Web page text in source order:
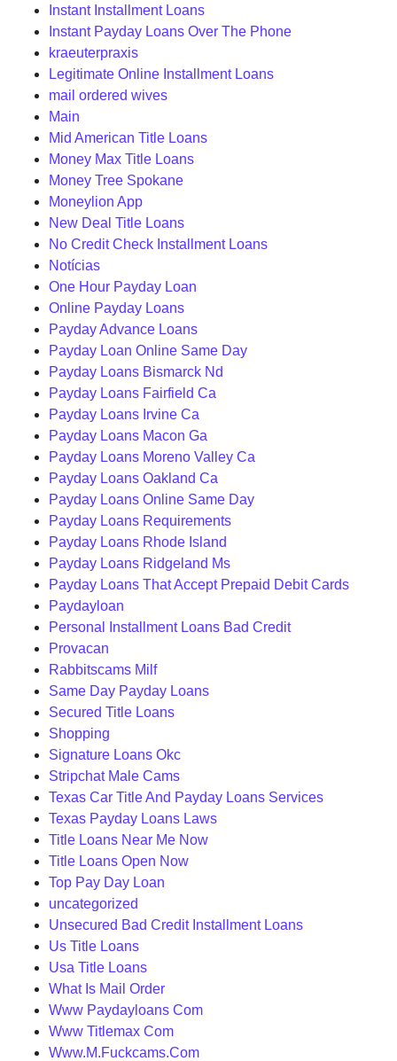
Instant Installment Loans
Instant Payday Loans Over The Phone
kraeuterpraxis
Legitimate Online Installment Loans
mail ordered wives
Main
Mid American Title Loans
Money Max Title Loans
Money Tree Spokane
Moneylion App
New Deal Title Loans
No Credit Check Installment Loans
Notícias
One Hour Payday Loan
Online Payday Loans
Payday Advance Loans
Payday Loan Online Same Day
Payday Loans Bismarck Nd
Payday Loans Fairfield Ca
Payday Loans Irvine Ca
Payday Loans Macon Ga
Payday Loans Moreno Valley Ca
Payday Loans Oakland Ca
Payday Loans Online Same Day
Payday Loans Requirements
Payday Loans Rhode Island
Payday Loans Ridgeland Ms
Payday Loans That Accept Prepaid Debit Cards
Paydayloan
Personal Installment Loans Bad Credit
Provacan
Rabbitscams Milf
Same Day Payday Loans
Secured Title Loans
Shopping
Signature Loans Okc
Stripchat Male Cams
Texas Car Title And Payday Loans Services
Texas Payday Loans Laws
Title Loans Near Me Now
Title Loans Open Now
Top Pay Day Loan
uncategorized
Unsecured Bad Credit Installment Loans
Us Title Loans
Usa Title Loans
What Is Mail Order
Www Paydayloans Com
Www Titlemax Com
Www.M.Fuckcams.Com